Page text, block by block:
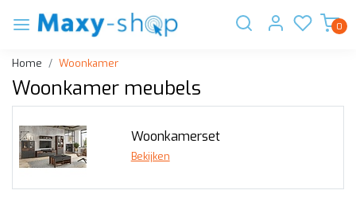
0
Home Woonkamer
Woonkamer meubels
Woonkamerset
Bekijken